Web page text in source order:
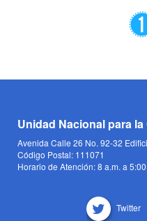
Unidad Nacional para
Avenida Calle 26 No. 92-32
Código Postal: 111071
Horario de Atención: 8 a.m. a
Twitter